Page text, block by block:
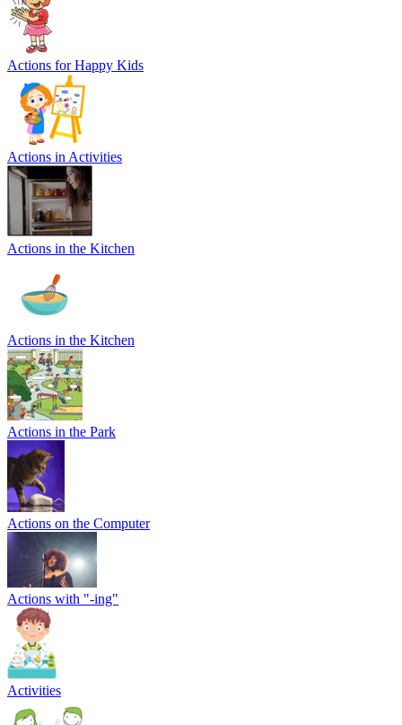
Actions for Happy Kids
Actions in Activities
Actions in the Kitchen
Actions in the Kitchen
Actions in the Park
Actions on the Computer
Actions with "-ing"
Activities